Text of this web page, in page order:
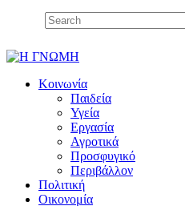
Κοινωνία
Παιδεία
Υγεία
Εργασία
Αγροτικά
Προσφυγικό
Περιβάλλον
Πολιτική
Οικονομία